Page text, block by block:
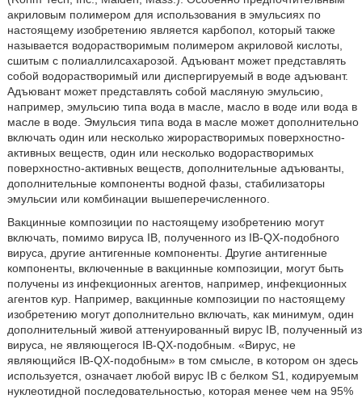
акриловым полимером для использования в эмульсиях по
настоящему изобретению является карбопол, который также
называется водорастворимым полимером акриловой кислоты,
сшитым с полиаллилсахарозой. Адъювант может представлять
собой водорастворимый или диспергируемый в воде адъювант.
Адъювант может представлять собой масляную эмульсию,
например, эмульсию типа вода в масле, масло в воде или вода в
масле в воде. Эмульсия типа вода в масле может дополнительно
включать один или несколько жирорастворимых поверхностно-
активных веществ, один или несколько водорастворимых
поверхностно-активных веществ, дополнительные адъюванты,
дополнительные компоненты водной фазы, стабилизаторы
эмульсии или комбинации вышеперечисленного.
Вакцинные композиции по настоящему изобретению могут
включать, помимо вируса IB, полученного из IB-QX-подобного
вируса, другие антигенные компоненты. Другие антигенные
компоненты, включенные в вакцинные композиции, могут быть
получены из инфекционных агентов, например, инфекционных
агентов кур. Например, вакцинные композиции по настоящему
изобретению могут дополнительно включать, как минимум, один
дополнительный живой аттенуированный вирус IB, полученный из
вируса, не являющегося IB-QX-подобным. «Вирус, не
являющийся IB-QX-подобным» в том смысле, в котором он здесь
используется, означает любой вирус IB с белком S1, кодируемым
нуклеотидной последовательностью, которая менее чем на 95%